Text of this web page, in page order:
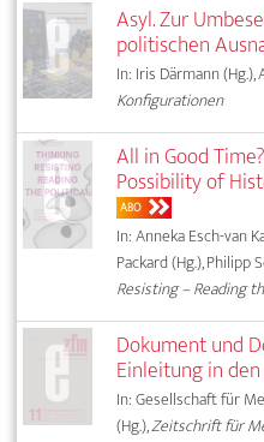
Asyl. Zur
politischen
In: Iris Därmann
Konfigurationen
All in Good
Possibility of
ABO
In: Anneka Esch-van
Packard (Hg.), Philipp
Resisting – Reading
Dokument und
Einleitung in
In: Gesellschaft für
(Hg.),Zeitschrift für